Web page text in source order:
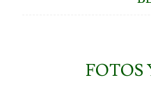
FOTOS